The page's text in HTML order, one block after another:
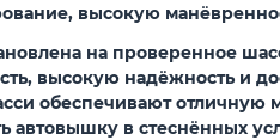
высокую
на проверенное
высокую надёжность и
обеспечивают отличную
автовышку в стеснённых